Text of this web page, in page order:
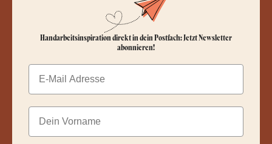
Handarbeitsinspiration direkt in dein Postfach: Jetzt Newsletter
abonnieren!
Email
Dein Vorname